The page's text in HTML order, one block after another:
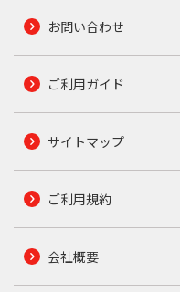
お問い合わせ
ご利用ガイド
サイトマップ
ご利用規約
会社概要